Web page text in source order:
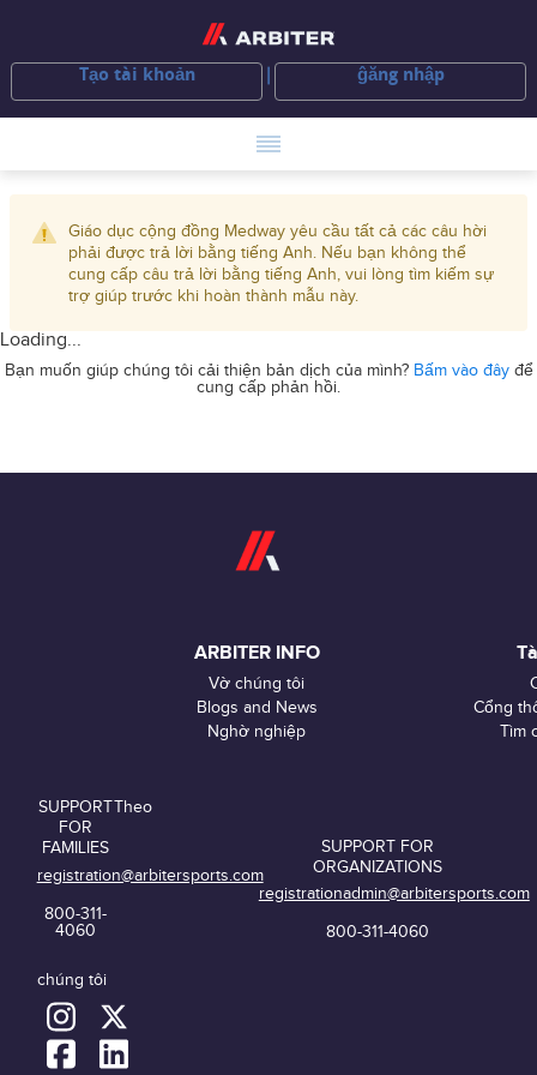
Tạo tài khoản ĝăng nhập
Giáo dục cộng đồng Medway yêu cầu tất cả các câu hời
phải được trả lời bằng tiếng Anh. Nếu bạn không thể
cung cấp câu trả lời bằng tiếng Anh, vui lòng tìm kiếm sự
trợ giúp trước khi hoàn thành mẫu này.
Loading...
Bạn muốn giúp chúng tôi cải thiện bản dịch của mình? Bấm vào đâyđể
cung cấp phản hồi.
ARBITER INFO
Vờ chúng tôi
Blogs and News
Nghờ nghiệp
Cổng
Tìm
SUPPORT
FOR
FAMILIES
registration@arbitersports.com
800-311-
4060
Theo
chúng tôi
SUPPORT FOR
ORGANIZATIONS
registrationadmin@arbitersports.com
800-311-4060